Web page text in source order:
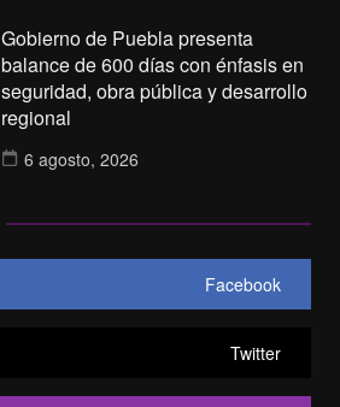
Gobierno de Puebla presenta
balance de 600 días con énfasis en
seguridad, obra pública y desarrollo
regional
6 agosto, 2026
Facebook
Twitter